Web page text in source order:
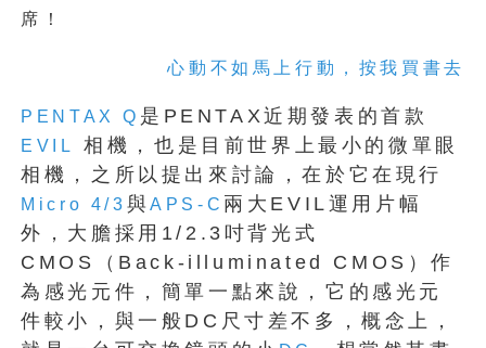
席！
心動不如馬上行動，按我買書去
PENTAX Q 是PENTAX近期發表的首款
EVIL
相機，也是目前世界上最小的微單眼
相機，之所以提出來討論，在於它在現行
Micro 4/3 與APS-C 兩大EVIL運用片幅
外，大膽採用1/2.3吋背光式
CMOS（Back-illuminated CMOS）作
為感光元件，簡單一點來說，它的感光元
件較小，與一般DC尺寸差不多，概念上，